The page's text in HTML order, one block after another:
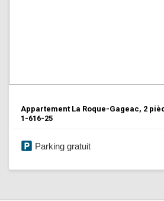
Appartement La Roque-Gageac, 2
1-616-25
Parking gratuit